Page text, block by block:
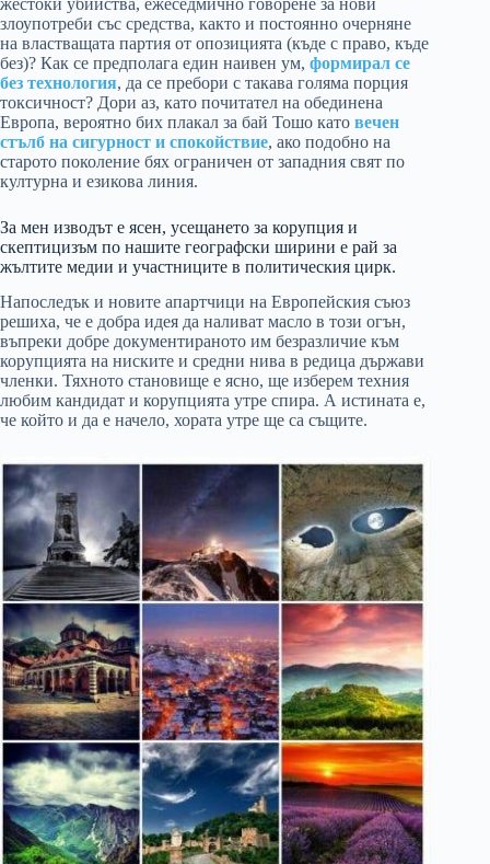
злоупотреби със средства, както и постоянно очерняне
на властващата партия от опозицията (къде с право, къде
без)? Как се предполага един наивен ум, формирал се
без технология, да се пребори с такава голяма порция
токсичност? Дори аз, като почитател на обединена
Европа, вероятно бих плакал за бай Тошо като вечен
стълб на сигурност и спокойствие, ако подобно на
старото поколение бях ограничен от западния свят по
културна и езикова линия.
За мен изводът е ясен, усещането за корупция и
скептицизъм по нашите географски ширини е рай за
жълтите медии и участниците в политическия цирк.
Напоследък и новите апартчици на Европейския съюз
решиха, че е добра идея да наливат масло в този огън,
въпреки добре документираното им безразличие към
корупцията на ниските и средни нива в редица държави
членки. Тяхното становище е ясно, ще изберем техния
любим кандидат и корупцията утре спира. А истината е,
че който и да е начело, хората утре ще са същите.